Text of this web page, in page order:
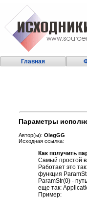
Главная
Параметры
Автор(ы): OlegGG
Исходная ссылка:
Как получить
Самый простой
Работает это
функция
ParamStr(0) -
еще так:
Пример: